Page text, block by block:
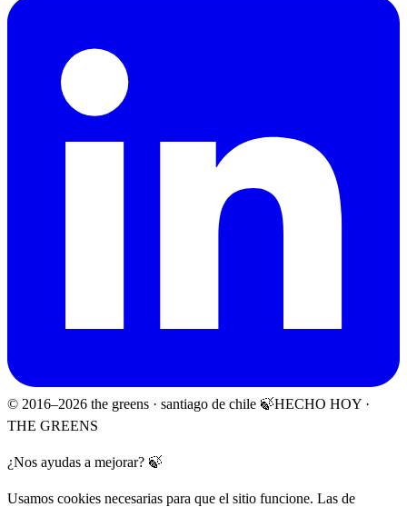
© 2016–2026 the greens · santiago de chile 🍃HECHO HOY ·
THE GREENS
¿Nos ayudas a mejorar? 🍃
Usamos cookies necesarias para que el sitio funcione. Las de